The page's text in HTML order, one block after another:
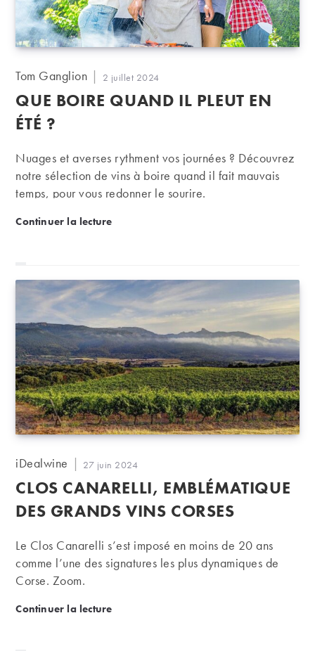
Auteur/autrice
la
publication :
Tom Ganglion
Publication
publiée :
2 juillet 2024
QUE BOIRE QUAND IL PLEUT EN
ÉTÉ ?
Nuages et averses rythment vos journées ? Découvrez
notre sélection de vins à boire quand il fait mauvais
temps, pour vous redonner le sourire.
Continuer la lectureQue boire quand il pleut en été ?
Auteur/autrice
la
publication :
iDealwine
Publication
publiée :
27 juin 2024
CLOS CANARELLI, EMBLÉMATIQUE
DES GRANDS VINS CORSES
Le Clos Canarelli s’est imposé en moins de 20 ans
comme l’une des signatures les plus dynamiques de
Corse. Zoom.
Continuer la lectureClos Canarelli, emblématique des grands vins